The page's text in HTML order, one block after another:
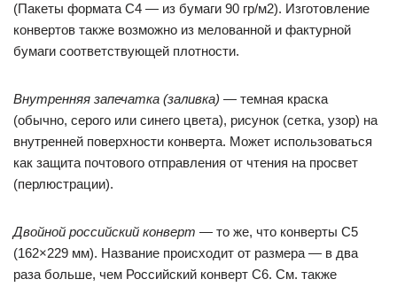
(Пакеты формата С4 — из бумаги 90 гр/м2). Изготовление
конвертов также возможно из мелованной и фактурной
бумаги соответствующей плотности.
Внутренняя запечатка (заливка) — темная краска
(обычно, серого или синего цвета), рисунок (сетка, узор) на
внутренней поверхности конверта. Может использоваться
как защита почтового отправления от чтения на просвет
(перлюстрации).
Двойной российский конверт — то же, что конверты С5
(162×229 мм). Название происходит от размера — в два
раза больше, чем Российский конверт С6. См. также